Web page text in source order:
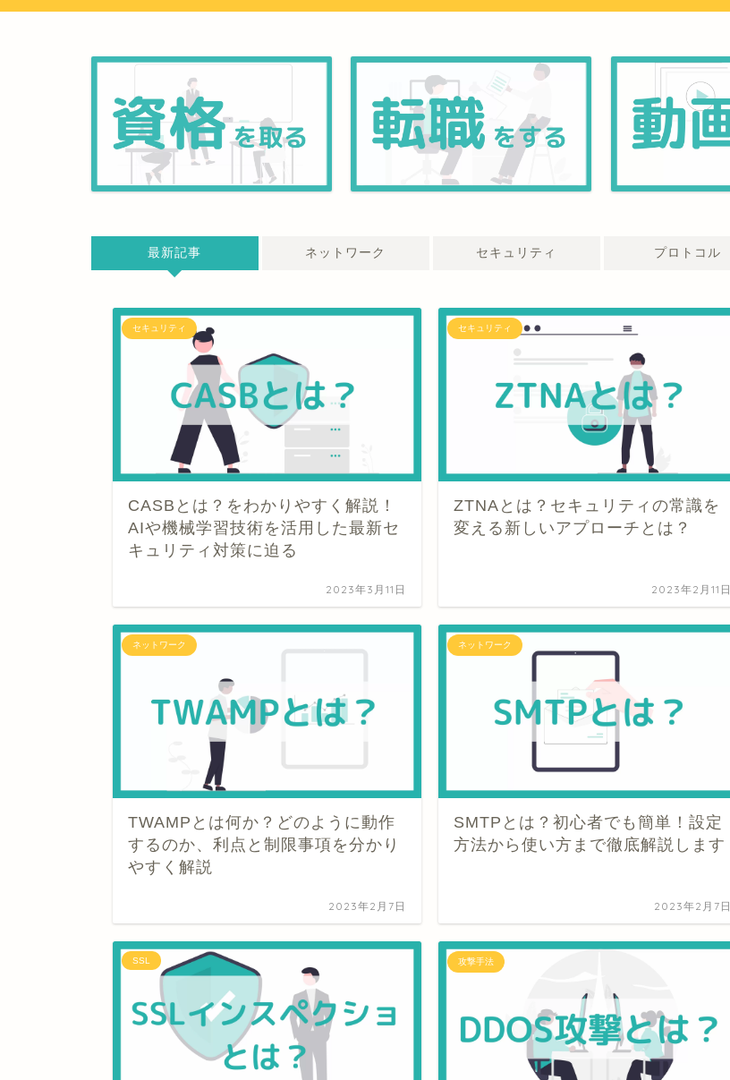
最新記事 ネットワーク セキュリティ プロトコル
セキュリティ
CASBとは？をわかりやすく解説！
AIや機械学習技術を活用した最新セ
キュリティ対策に迫る
2023年3月11日
セキュリティ
ZTNAとは？セキュリティの常識を
変える新しいアプローチとは？
2023年2月11日
ネットワーク
TWAMPとは何か？どのように動作
するのか、利点と制限事項を分かり
やすく解説
2023年2月7日
ネットワーク
SMTPとは？初心者でも簡単！設定
方法から使い方まで徹底解説します
2023年2月7日
SSL 攻撃手法